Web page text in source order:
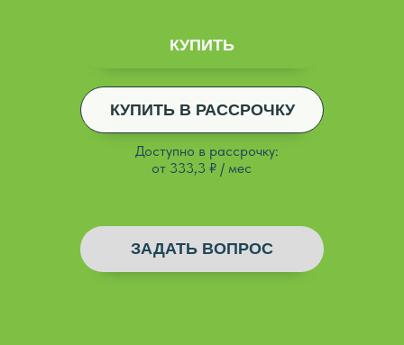
Доступно в рассрочку:
от 333,3 ₽ / мес
КУПИТЬ
КУПИТЬ В РАССРОЧКУ
ДОБАВЛЕНО
ДОБАВЛЕНО
ЗАДАТЬ ВОПРОС